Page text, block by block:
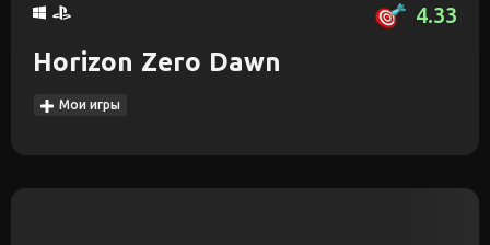
4.33
Horizon Zero Dawn
Мои игры